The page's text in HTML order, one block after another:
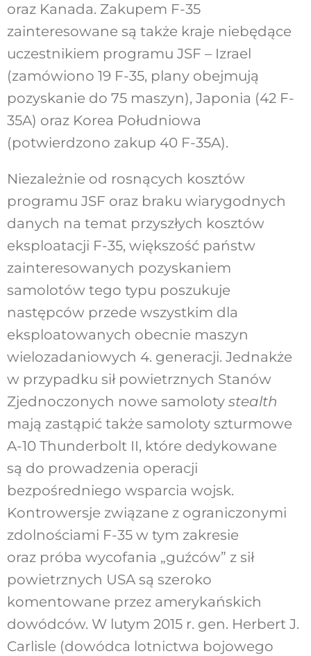
oraz Kanada. Zakupem F-35
zainteresowane są także kraje niebędące
uczestnikiem programu JSF – Izrael
(zamówiono 19 F-35, plany obejmują
pozyskanie do 75 maszyn), Japonia (42 F-
35A) oraz Korea Południowa
(potwierdzono zakup 40 F-35A).
Niezależnie od rosnących kosztów
programu JSF oraz braku wiarygodnych
danych na temat przyszłych kosztów
eksploatacji F-35, większość państw
zainteresowanych pozyskaniem
samolotów tego typu poszukuje
następców przede wszystkim dla
eksploatowanych obecnie maszyn
wielozadaniowych 4. generacji. Jednakże
w przypadku sił powietrznych Stanów
Zjednoczonych nowe samoloty stealth
mają zastąpić także samoloty szturmowe
A-10 Thunderbolt II, które dedykowane
są do prowadzenia operacji
bezpośredniego wsparcia wojsk.
Kontrowersje związane z ograniczonymi
zdolnościami F-35 w tym zakresie
oraz próba wycofania „guźców” z sił
powietrznych USA są szeroko
komentowane przez amerykańskich
dowódców. W lutym 2015 r. gen. Herbert J.
Carlisle (dowódca lotnictwa bojowego